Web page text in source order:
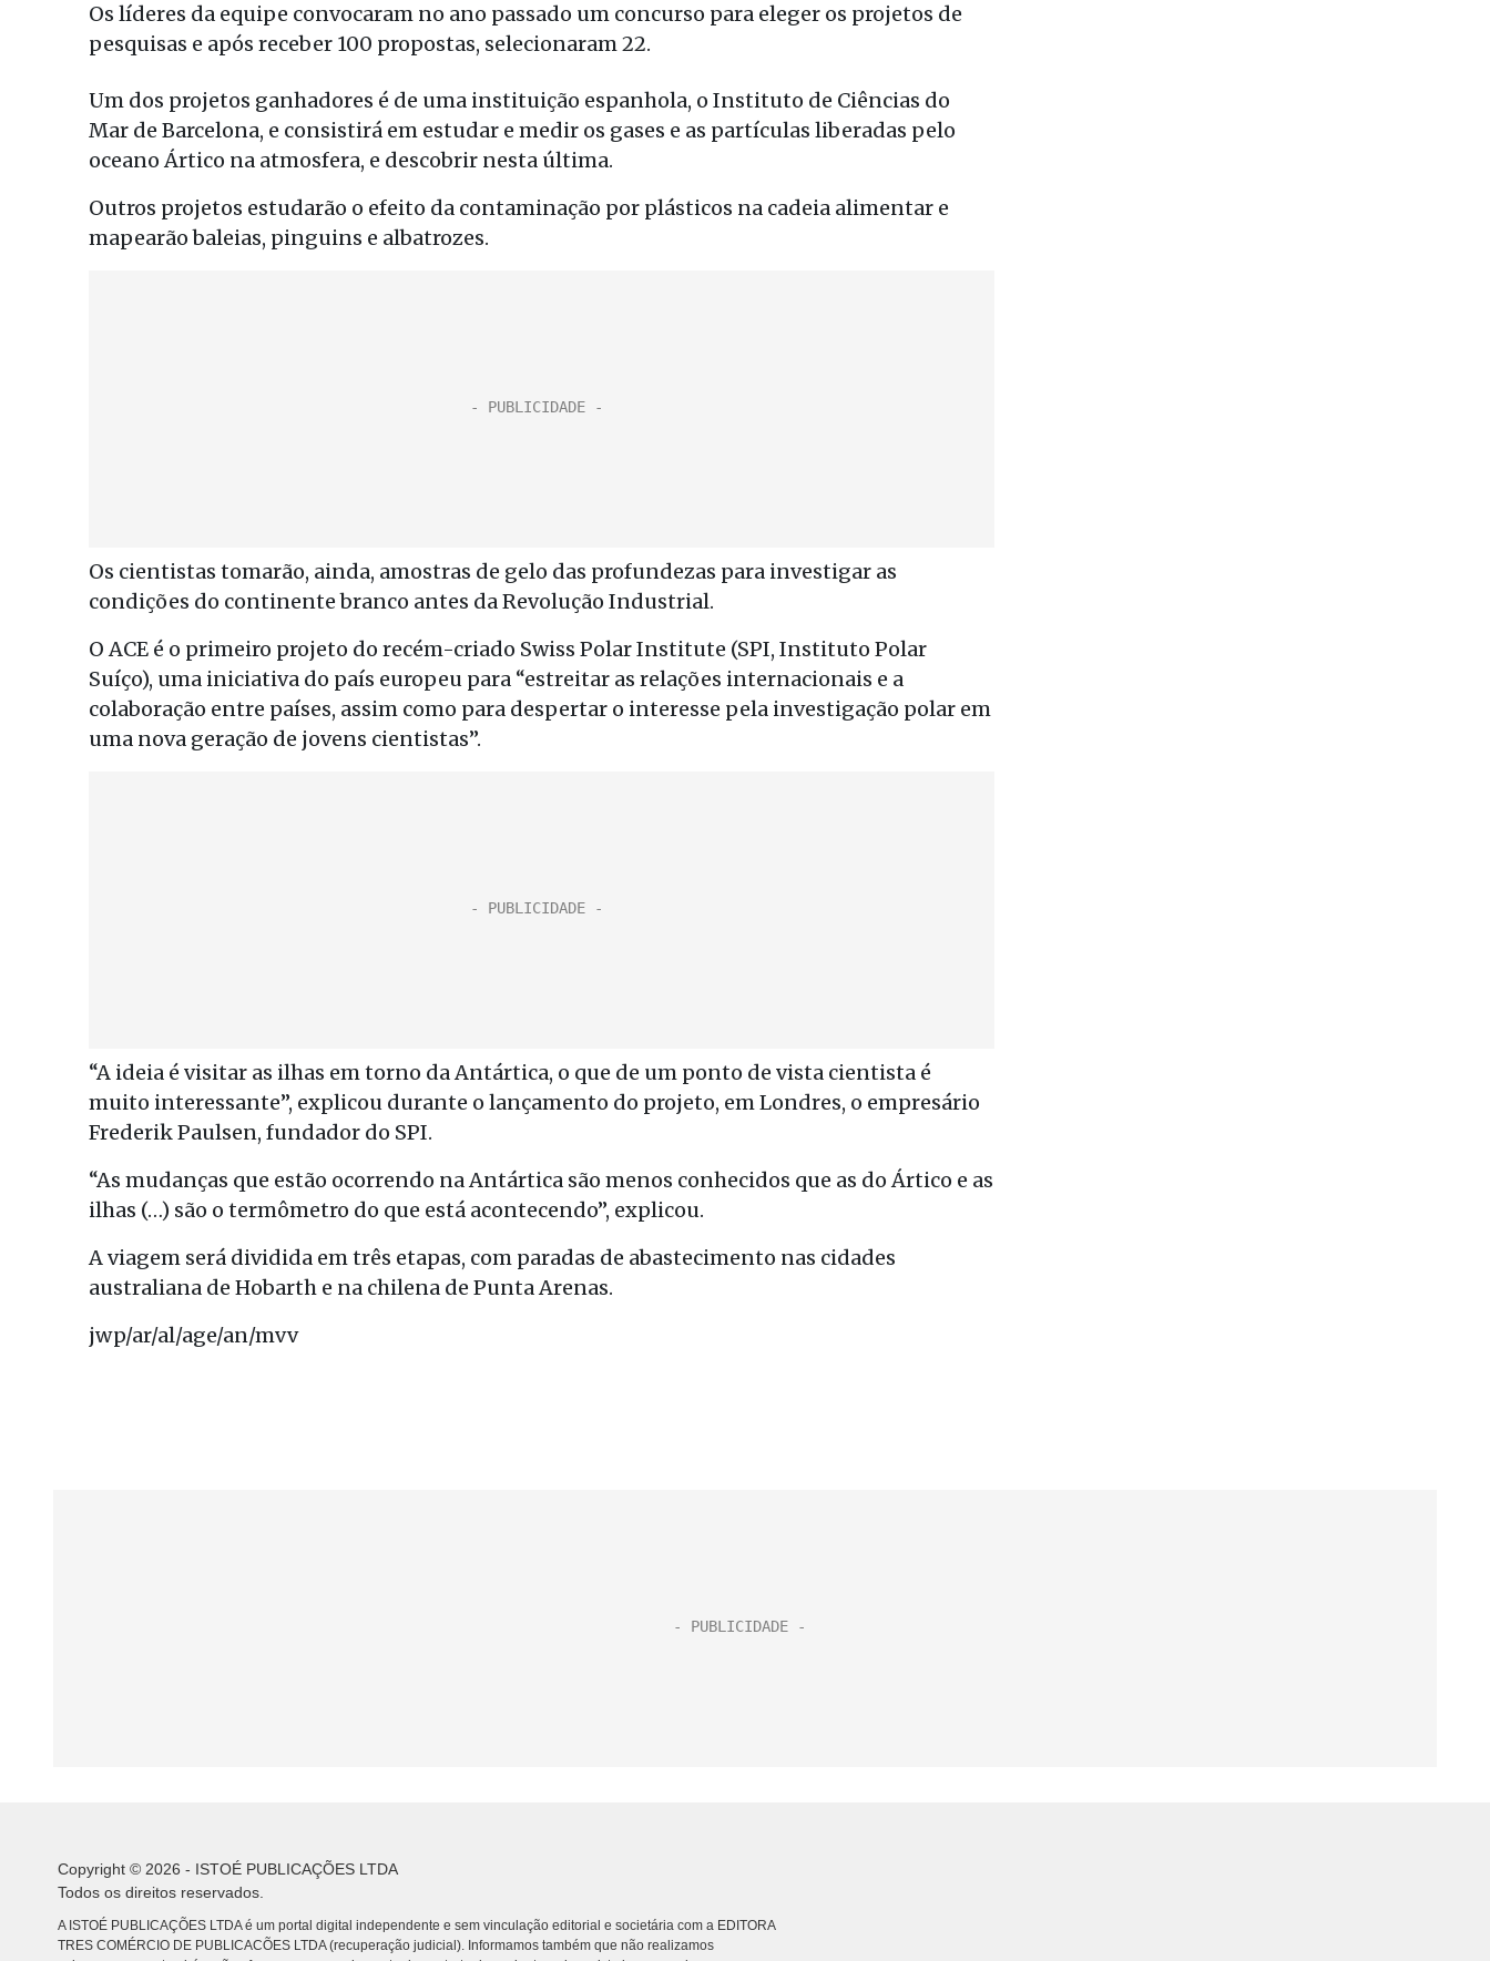
Os líderes da equipe convocaram no ano passado um concurso para eleger os projetos de
pesquisas e após receber 100 propostas, selecionaram 22.
Um dos projetos ganhadores é de uma instituição espanhola, o Instituto de Ciências do
Mar de Barcelona, e consistirá em estudar e medir os gases e as partículas liberadas pelo
oceano Ártico na atmosfera, e descobrir nesta última.
Outros projetos estudarão o efeito da contaminação por plásticos na cadeia alimentar e
mapearão baleias, pinguins e albatrozes.
Os cientistas tomarão, ainda, amostras de gelo das profundezas para investigar as
condições do continente branco antes da Revolução Industrial.
O ACE é o primeiro projeto do recém-criado Swiss Polar Institute (SPI, Instituto Polar
Suíço), uma iniciativa do país europeu para “estreitar as relações internacionais e a
colaboração entre países, assim como para despertar o interesse pela investigação polar em
uma nova geração de jovens cientistas”.
“A ideia é visitar as ilhas em torno da Antártica, o que de um ponto de vista cientista é
muito interessante”, explicou durante o lançamento do projeto, em Londres, o empresário
Frederik Paulsen, fundador do SPI.
“As mudanças que estão ocorrendo na Antártica são menos conhecidos que as do Ártico e as
ilhas (…) são o termômetro do que está acontecendo”, explicou.
A viagem será dividida em três etapas, com paradas de abastecimento nas cidades
australiana de Hobarth e na chilena de Punta Arenas.
jwp/ar/al/age/an/mvv
Copyright © 2026 - ISTOÉ PUBLICAÇÕES LTDA
Todos os direitos reservados.
A ISTOÉ PUBLICAÇÕES LTDA é um portal digital independente e sem vinculação editorial e societária com a EDITORA
TRES COMÉRCIO DE PUBLICACÕES LTDA (recuperação judicial). Informamos também que não realizamos